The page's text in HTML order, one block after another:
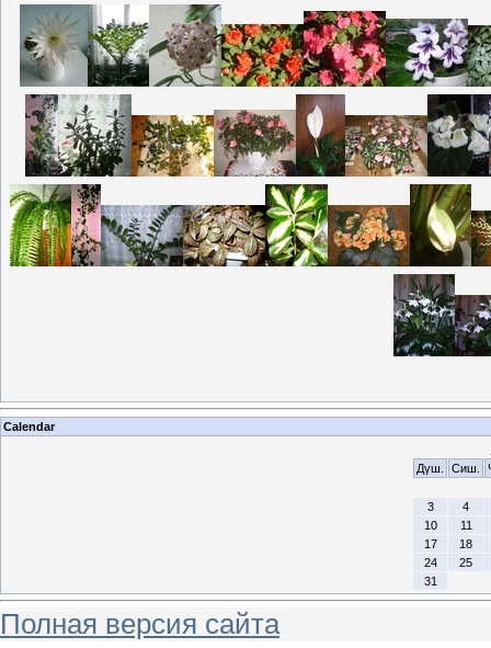
Calendar
Дүш.
Сиш.
3
4
10
11
17
18
24
25
31
Полная версия сайта